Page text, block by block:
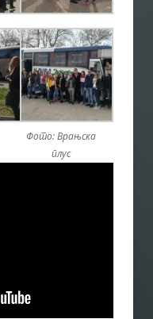
Фото: Врањска
плус